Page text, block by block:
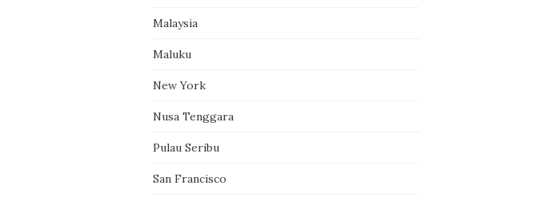
Malaysia
Maluku
New York
Nusa Tenggara
Pulau Seribu
San Francisco